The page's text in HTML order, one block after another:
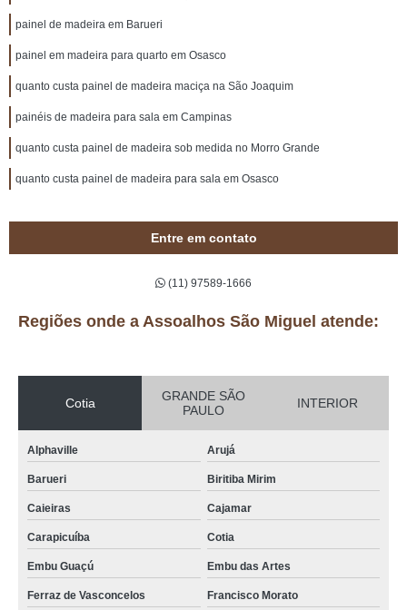
painel de madeira em Barueri
painel em madeira para quarto em Osasco
quanto custa painel de madeira maciça na São Joaquim
painéis de madeira para sala em Campinas
quanto custa painel de madeira sob medida no Morro Grande
quanto custa painel de madeira para sala em Osasco
Entre em contato
(11) 97589-1666
Regiões onde a Assoalhos São Miguel atende:
Cotia
GRANDE SÃO
PAULO
INTERIOR
Alphaville Arujá
Barueri Biritiba Mirim
Caieiras Cajamar
Carapicuíba Cotia
Embu Guaçú Embu das Artes
Ferraz de Vasconcelos Francisco Morato